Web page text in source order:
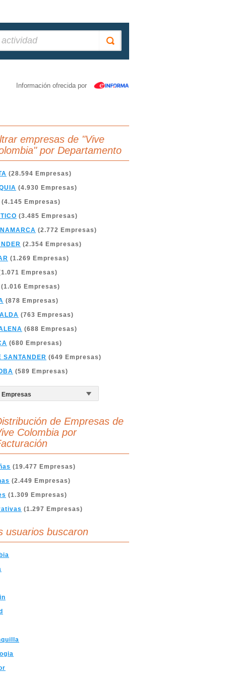
Información ofrecida por
empresas de "Vive
por Departamento
(28.594 Empresas)
(4.930 Empresas)
(4.145 Empresas)
(3.485 Empresas)
(2.772 Empresas)
(2.354 Empresas)
(1.269 Empresas)
Empresas)
Empresas)
(878 Empresas)
(763 Empresas)
(688 Empresas)
(680 Empresas)
SANTANDER (649 Empresas)
(589 Empresas)
de Empresas de
Colombia por
(19.477 Empresas)
(2.449 Empresas)
(1.309 Empresas)
(1.297 Empresas)
usuarios buscaron